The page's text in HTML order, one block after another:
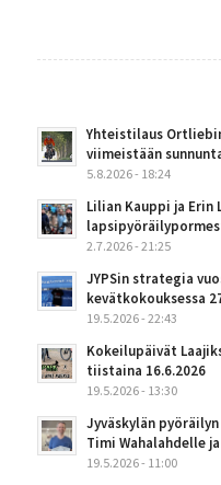
Yhteistilaus
viimeistään
5.8.2026 - 18:24
Lilian Kauppi ja Erin
2.7.2026 - 21:25
JYPSin strategia
kevätkokouksessa
19.5.2026 - 22:43
Kokeilupäivät
tiistaina 16.6.2026
19.5.2026 - 13:30
Jyväskylän
Timi Wahalahdelle
19.5.2026 - 11:00